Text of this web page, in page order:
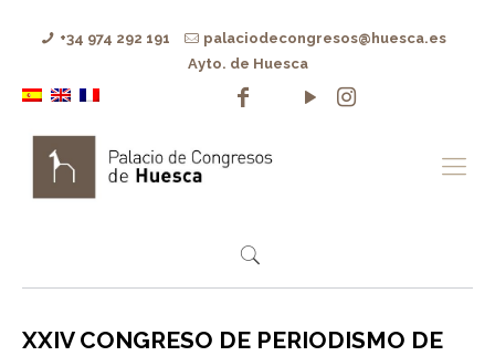
+34 974 292 191
palaciodecongresos@huesca.es
Ayto. de Huesca
XXIV CONGRESO DE PERIODISMO DE